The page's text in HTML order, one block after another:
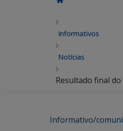
Informativos
Notícias
Resultado final
Informativo/